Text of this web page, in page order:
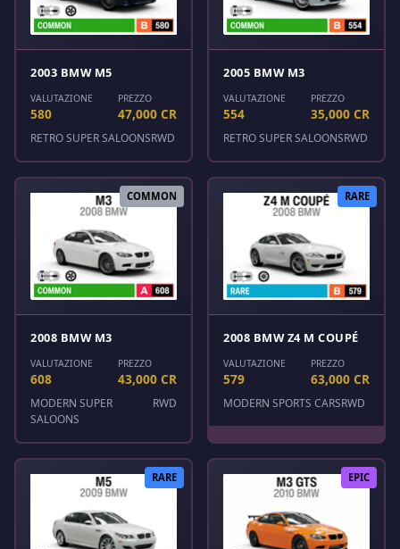
2003 BMW M5
VALUTAZIONE
580
PREZZO
47,000 CR
RETRO SUPER SALOONSRWD
2005 BMW M3
VALUTAZIONE
554
PREZZO
35,000 CR
RETRO SUPER SALOONSRWD
COMMON
2008 BMW M3
VALUTAZIONE
608
PREZZO
43,000 CR
MODERN SUPER
SALOONS
RWD
RARE
2008 BMW Z4 M COUPÉ
VALUTAZIONE
579
PREZZO
63,000 CR
MODERN SPORTS CARSRWD
RARE EPIC